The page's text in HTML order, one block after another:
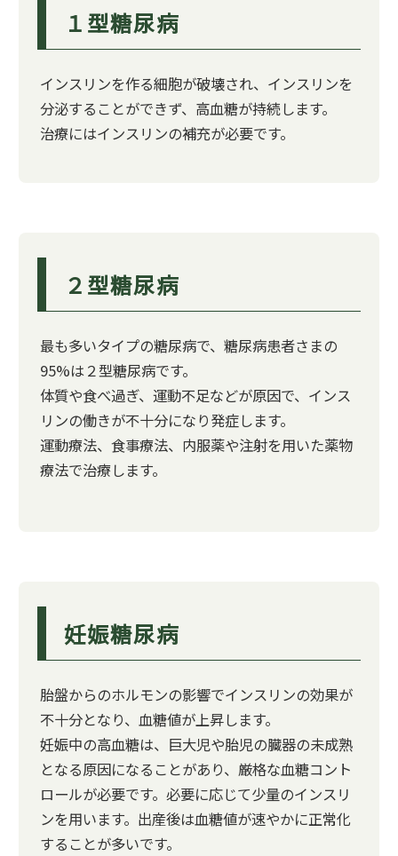
１型糖尿病
インスリンを作る細胞が破壊され、インスリンを
分泌することができず、高血糖が持続します。
治療にはインスリンの補充が必要です。
２型糖尿病
最も多いタイプの糖尿病で、糖尿病患者さまの
95%は２型糖尿病です。
体質や食べ過ぎ、運動不足などが原因で、インス
リンの働きが不十分になり発症します。
運動療法、食事療法、内服薬や注射を用いた薬物
療法で治療します。
妊娠糖尿病
胎盤からのホルモンの影響でインスリンの効果が
不十分となり、血糖値が上昇します。
妊娠中の高血糖は、巨大児や胎児の臓器の未成熟
となる原因になることがあり、厳格な血糖コント
ロールが必要です。必要に応じて少量のインスリ
ンを用います。出産後は血糖値が速やかに正常化
することが多いです。